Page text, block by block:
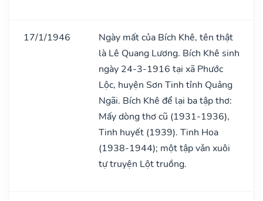
17/1/1946
Ngày mất của Bích Khê, tên thật
là Lê Quang Lương. Bích Khê sinh
ngày 24-3-1916 tại xã Phước
Lộc, huyện Sơn Tinh tỉnh Quảng
Ngãi. Bích Khê để lại ba tập thơ:
Mấy dòng thơ cũ (1931-1936),
Tinh huyết (1939). Tinh Hoa
(1938-1944); một tập vǎn xuôi
tự truyện Lột truồng.